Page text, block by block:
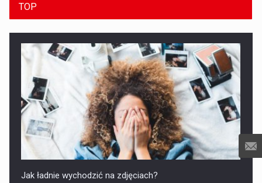
TOP
Jak ładnie wychodzić na zdjęciach?